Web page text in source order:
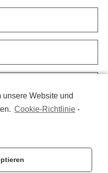
Website und
Cookie-Richtlinie -
Website in diesem
Kommentar